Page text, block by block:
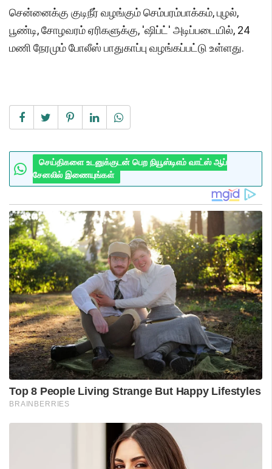
சென்னைக்கு குடிநீர் வழங்கும் செம்பரம்பாக்கம், புழல்,
பூண்டி, சோழவரம் ஏரிகளுக்கு, 'ஷிப்ட்' அடிப்படையில், 24
மணி நேரமும் போலீஸ் பாதுகாப்பு வழங்கப்பட்டு உள்ளது.
செய்திகளை உடனுக்குடன் பெற நியூஸ்டிஎம் வாட்ஸ் ஆப்
சேனலில் இணையுங்கள்